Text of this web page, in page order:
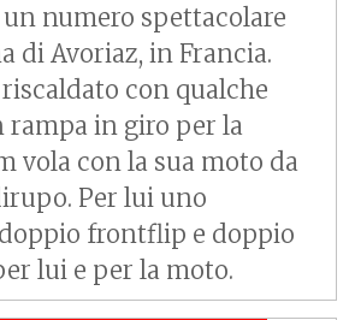
numero spettacolare
di Avoriaz, in Francia.
con qualche
rampa in giro per la
vola con la sua moto da
Per lui uno
frontflip e doppio
lui e per la moto.